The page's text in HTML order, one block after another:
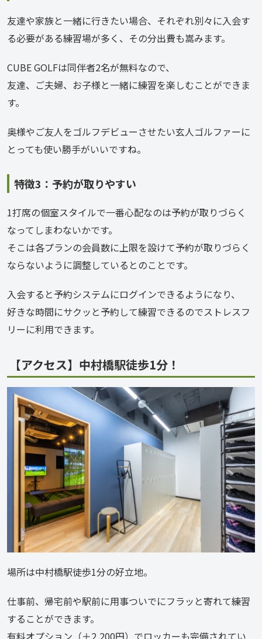
友達や家族と一緒に行きたい場合、それぞれ別々に入会す
る必要がある練習場が多く、その分出費も嵩みます。
CUBE GOLFは同伴者2名が無料なので、
友達、ご夫婦、お子様と一緒に練習を楽しむことができま
す。
奥様やご友人をゴルフデビューさせたい玄人ゴルファーに
とっても使い勝手がいいですね。
特徴3：予約が取りやすい
1打席の個室スタイルで一番心配なのは予約が取りづらく
なってしまわないかです。
そこは各プランの会員数に上限を設けて予約が取りづらく
ならないように調整しているとのことです。
入会すると予約システムにログインできるようになり、
好きな時間にサクッと予約して練習できるのでストレスフ
リーに利用できます。
【アクセス】中村橋駅徒歩1分！
場所は中村橋駅徒歩1分の好立地。
仕事前、帰宅前や駅前に用事ついでにフラッと寄れて練習
することができます。
有料オプション（＋2,200円）でロッカーも完備されてい